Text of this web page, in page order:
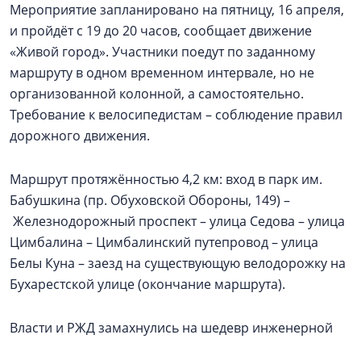
Мероприятие запланировано на пятницу, 16 апреля,
и пройдёт с 19 до 20 часов, сообщает движение
«Живой город». Участники поедут по заданному
маршруту в одном временном интервале, но не
организованной колонной, а самостоятельно.
Требование к велосипедистам – соблюдение правил
дорожного движения.
Маршрут протяжённостью 4,2 км: вход в парк им.
Бабушкина (пр. Обуховской Обороны, 149) –
Железнодорожный проспект – улица Седова – улица
Цимбалина – Цимбалинский путепровод – улица
Белы Куна – заезд на существующую велодорожку на
Бухарестской улице (окончание маршрута).
Власти и РЖД замахнулись на шедевр инженерной